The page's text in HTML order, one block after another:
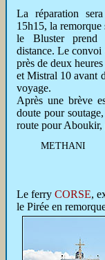
La réparation
15h15, la remorque
le Bluster
distance. Le convoi
près de deux
et Mistral 10 avant
voyage.
Après une brève
doute pour
route pour
METHANI
Le ferry CORSE,
le Pirée en